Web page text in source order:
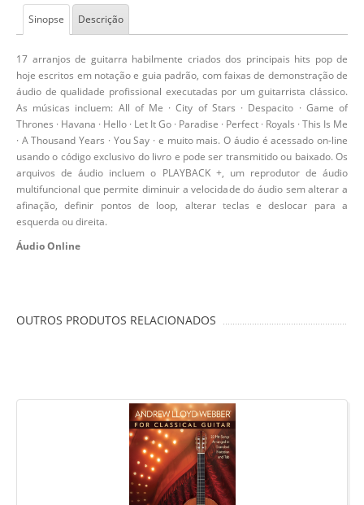
Sinopse Descrição
17 arranjos de guitarra habilmente criados dos principais hits pop de
hoje escritos em notação e guia padrão, com faixas de demonstração de
áudio de qualidade profissional executadas por um guitarrista clássico.
As músicas incluem: All of Me · City of Stars · Despacito · Game of
Thrones · Havana · Hello · Let It Go · Paradise · Perfect · Royals · This Is Me
· A Thousand Years · You Say · e muito mais. O áudio é acessado on-line
usando o código exclusivo do livro e pode ser transmitido ou baixado. Os
arquivos de áudio incluem o PLAYBACK +, um reprodutor de áudio
multifuncional que permite diminuir a velocidade do áudio sem alterar a
afinação, definir pontos de loop, alterar teclas e deslocar para a
esquerda ou direita.
Áudio Online
OUTROS PRODUTOS RELACIONADOS